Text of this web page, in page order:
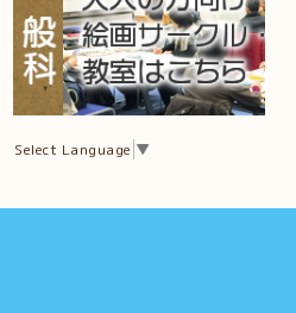
Select Language ▼